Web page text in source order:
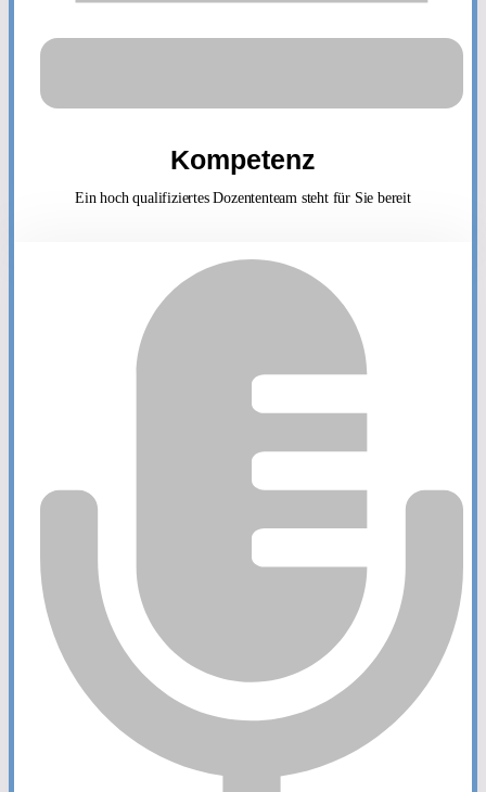
Kompetenz
Ein hoch qualifiziertes Dozententeam steht für Sie bereit